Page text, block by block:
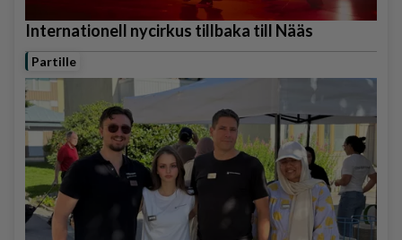
Internationell nycirkus tillbaka till Nääs
Partille